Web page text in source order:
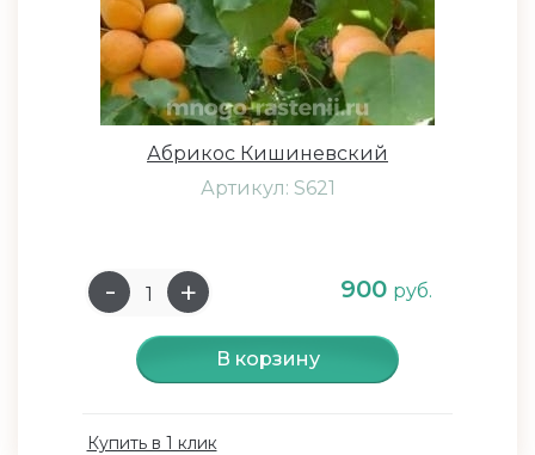
Абрикос Кишиневский
Артикул: S621
900 руб.
В корзину
Купить в 1 клик